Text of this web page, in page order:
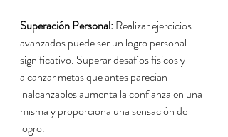
Superación Personal: Realizar ejercicios
avanzados puede ser un logro personal
significativo. Superar desafíos físicos y
alcanzar metas que antes parecían
inalcanzables aumenta la confianza en una
misma y proporciona una sensación de
logro.